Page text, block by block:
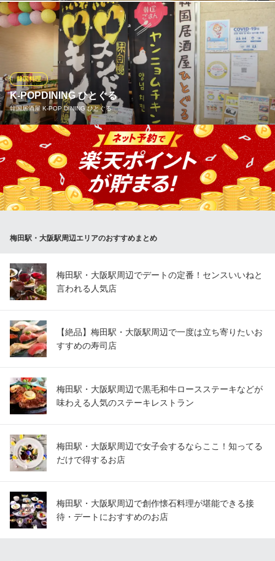
当店自慢の料理は、韓国人スタッフのお墨付♪ 韓国ママ直伝の 本
格的な味を追求しています。定番料理から当店オリジナルの料理
までこだわりのメニューを多数ご用意しています 。
韓国ダイニング まにぽぽ
料理×K-pop×空間
ＪＲ大阪駅西口・うめきた地下口 徒歩2分
大阪府大阪市北区大深町5-54 グラングリーン大阪南館B1F タイムアウトマーケット
大阪
K-POPDINING ひとぐる
韓国居酒屋 K‐POP DINING ひとぐる
韓国料理
全国で唯一毎週土曜日日韓交流会開催！！
韓国居酒屋 K‐POP DINING ひとぐる
韓国料理居酒屋
大阪メトロ四つ橋線西梅田駅 徒歩1分
大阪府大阪市北区梅田1-3-1 大阪駅前第1ビルB1
梅田駅・大阪駅周辺エリアのおすすめまとめ
梅田駅・大阪駅周辺でデートの定番！センスいいねと
言われる人気店
【絶品】梅田駅・大阪駅周辺で一度は立ち寄りたいお
すすめの寿司店
梅田駅・大阪駅周辺で黒毛和牛ロースステーキなどが
味わえる人気のステーキレストラン
梅田駅・大阪駅周辺で女子会するならここ！知ってる
だけで得するお店
梅田駅・大阪駅周辺で創作懐石料理が堪能できる接
待・デートにおすすめのお店